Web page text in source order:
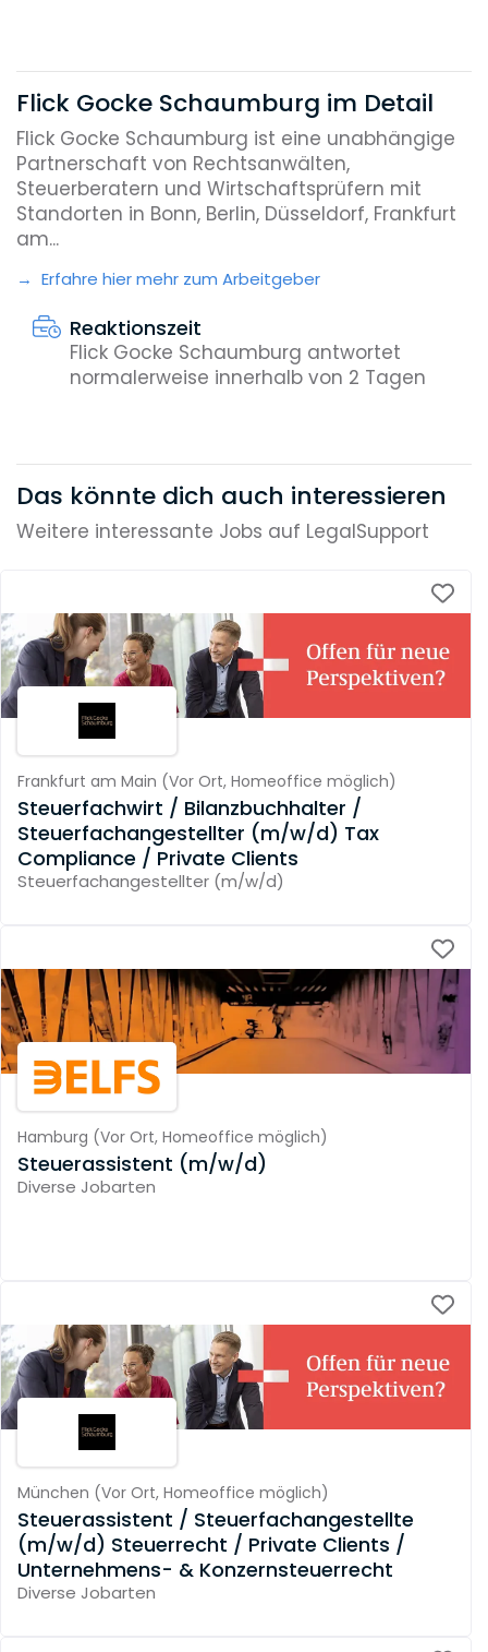
Flick Gocke Schaumburg im Detail
Flick Gocke Schaumburg ist eine unabhängige
Partnerschaft von Rechtsanwälten,
Steuerberatern und Wirtschaftsprüfern mit
Standorten in Bonn, Berlin, Düsseldorf, Frankfurt
am...
Erfahre hier mehr zum Arbeitgeber
Reaktionszeit
Flick Gocke Schaumburg antwortet
normalerweise innerhalb von 2 Tagen
Das könnte dich auch interessieren
Weitere interessante Jobs auf LegalSupport
Frankfurt am Main (Vor Ort, Homeoffice möglich)
Steuerfachwirt / Bilanzbuchhalter /
Steuerfachangestellter (m/w/d) Tax
Compliance / Private Clients
Steuerfachangestellter (m/w/d)
Hamburg (Vor Ort, Homeoffice möglich)
Steuerassistent (m/w/d)
Diverse Jobarten
München (Vor Ort, Homeoffice möglich)
Steuerassistent / Steuerfachangestellte
(m/w/d) Steuerrecht / Private Clients /
Unternehmens- & Konzernsteuerrecht
Diverse Jobarten